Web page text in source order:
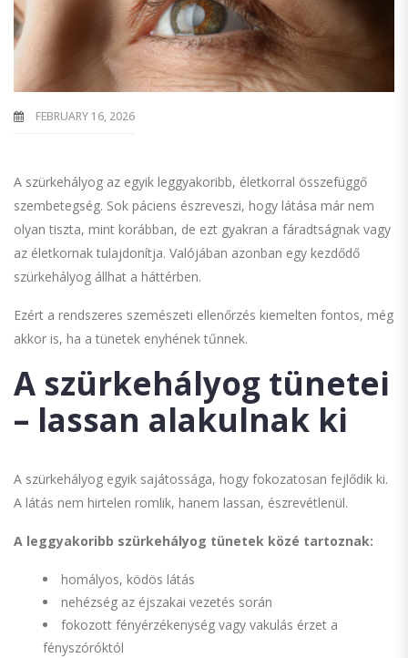
FEBRUARY 16, 2026
A szürkehályog az egyik leggyakoribb, életkorral összefüggő
szembetegség. Sok páciens észreveszi, hogy látása már nem
olyan tiszta, mint korábban, de ezt gyakran a fáradtságnak vagy
az életkornak tulajdonítja. Valójában azonban egy kezdődő
szürkehályog állhat a háttérben.
Ezért a rendszeres szemészeti ellenőrzés kiemelten fontos, még
akkor is, ha a tünetek enyhének tűnnek.
A szürkehályog tünetei
– lassan alakulnak ki
A szürkehályog egyik sajátossága, hogy fokozatosan fejlődik ki.
A látás nem hirtelen romlik, hanem lassan, észrevétlenül.
A leggyakoribb szürkehályog tünetek közé tartoznak:
homályos, ködös látás
nehézség az éjszakai vezetés során
fokozott fényérzékenység vagy vakulás érzet a
fényszóróktól